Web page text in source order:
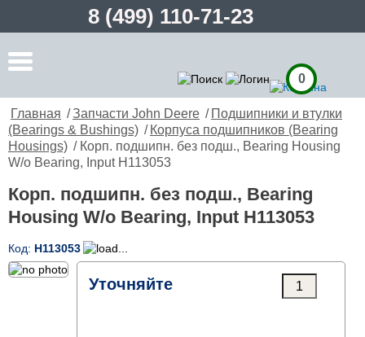
8 (499) 110-71-23
0
Главная /Запчасти John Deere / Подшипники и втулки
(Bearings & Bushings) / Корпуса подшипников (Bearing
Housings) / Корп. подшипн. без подш., Bearing Housing
W/o Bearing, Input H113053
Корп. подшипн. без подш., Bearing
Housing W/o Bearing, Input H113053
Код: H113053
Уточняйте